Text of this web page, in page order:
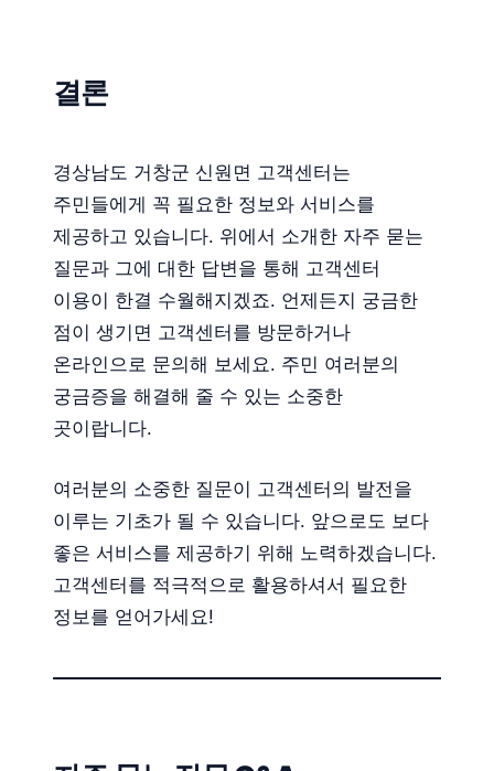
결론
경상남도 거창군 신원면 고객센터는
주민들에게 꼭 필요한 정보와 서비스를
제공하고 있습니다. 위에서 소개한 자주 묻는
질문과 그에 대한 답변을 통해 고객센터
이용이 한결 수월해지겠죠. 언제든지 궁금한
점이 생기면 고객센터를 방문하거나
온라인으로 문의해 보세요. 주민 여러분의
궁금증을 해결해 줄 수 있는 소중한
곳이랍니다.
여러분의 소중한 질문이 고객센터의 발전을
이루는 기초가 될 수 있습니다. 앞으로도 보다
좋은 서비스를 제공하기 위해 노력하겠습니다.
고객센터를 적극적으로 활용하셔서 필요한
정보를 얻어가세요!